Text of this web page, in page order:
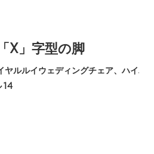
X」字型の脚